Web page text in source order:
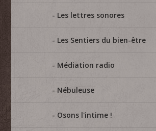
Les lettres sonores
Les Sentiers du bien-être
Médiation radio
Nébuleuse
Osons l'intime !